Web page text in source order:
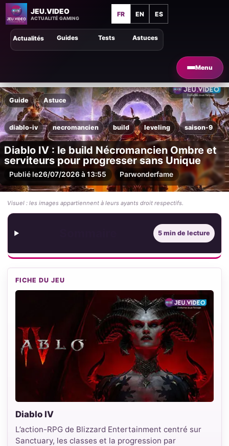
JEU.VIDEO
ACTUALITÉ GAMING
FR EN ES
Menu
Astuces
Guides Tests
Actualités
Guide Astuce
diablo-iv necromancien build leveling saison-9
Diablo IV : le build Nécromancien Ombre et
serviteurs pour progresser sans Unique
Publié le26/07/2026 à 13:55 Parwonderfame
Visuel : les images appartiennent à leurs ayants droit respectifs.
5 min de lecture
FICHE DU JEU
Diablo IV
L’action-RPG de Blizzard Entertainment centré sur
Sanctuary, les classes et la progression par